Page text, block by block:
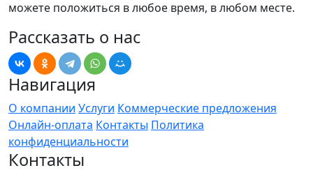
можете положиться в любое время, в любом месте.
Рассказать о нас
Навигация
О компании Услуги Коммерческие предложения
Онлайн-оплата Контакты Политика
конфиденциальности
Контакты